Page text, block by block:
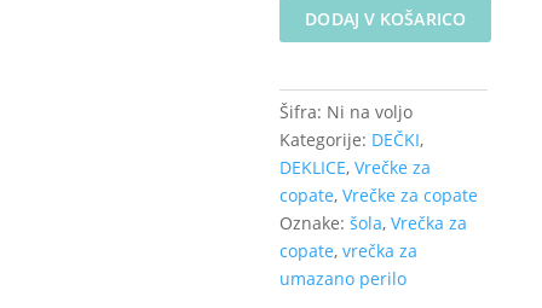
vrečka
copate
ali
perilo
-
Palme
količina
DODAJ V KOŠARICO
Šifra: Ni na voljo
Kategorije: DEČKI,
DEKLICE,Vrečke za
copate,Vrečke za copate
Oznake:šola,Vrečka za
copate,vrečka za
umazano perilo